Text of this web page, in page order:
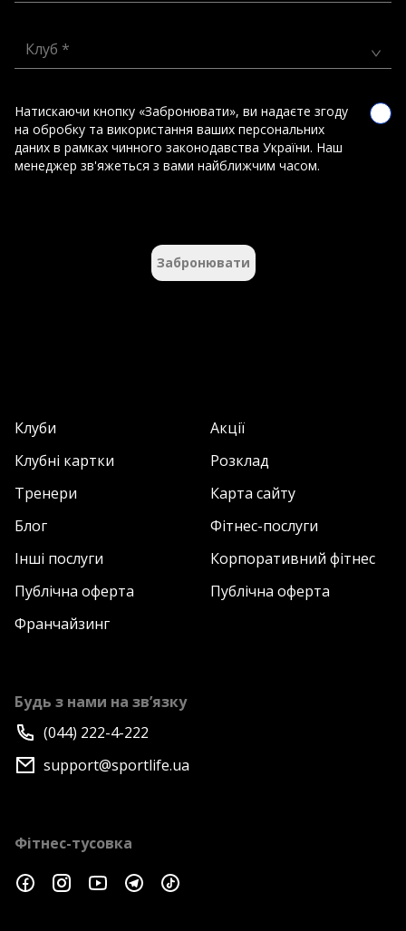
Клуб *
Натискаючи кнопку «Забронювати», ви надаєте згоду
на обробку та використання ваших персональних
даних в рамках чинного законодавства України. Наш
менеджер зв'яжеться з вами найближчим часом.
Забронювати
Клуби
Акції
Клубні картки
Розклад
Тренери
Карта сайту
Блог
Фітнес-послуги
Інші послуги
Корпоративний фітнес
Публічна оферта
Публічна оферта
Франчайзинг
Будь з нами на зв’язку
(044) 222-4-222
support@sportlife.ua
Фітнес-тусовка